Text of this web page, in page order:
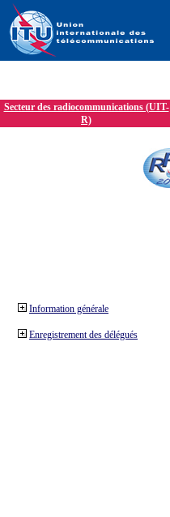
Secteur des radiocommunications (UIT-
R)
Information générale
Enregistrement des délégués